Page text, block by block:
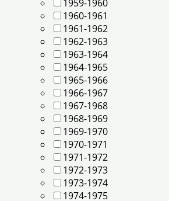
1959-1960
1960-1961
1961-1962
1962-1963
1963-1964
1964-1965
1965-1966
1966-1967
1967-1968
1968-1969
1969-1970
1970-1971
1971-1972
1972-1973
1973-1974
1974-1975